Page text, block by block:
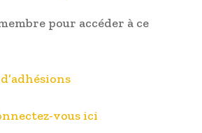
pour accéder à ce
vous ici